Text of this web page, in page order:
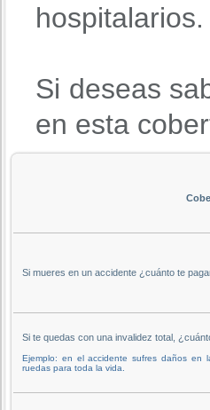
hospitalarios.
Si deseas
en esta
Si mueres en un accidente ¿cuánto te
Si te quedas con una invalidez total,
Ejemplo: en el accidente sufres daños
ruedas para toda la vida.